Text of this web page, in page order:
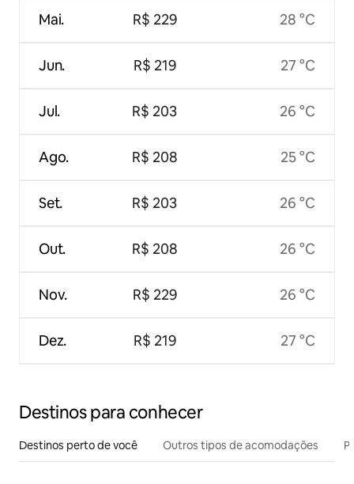
Mai.
Jun.
Jul.
Ago.
Set.
Out.
Nov.
Dez.
R$ 229
R$ 219
R$ 203
R$ 208
R$ 203
R$ 208
R$ 229
R$ 219
28 °C
27 °C
26 °C
25 °C
26 °C
26 °C
26 °C
27 °C
Destinos para conhecer
Destinos perto de você Outros tipos de acomodações